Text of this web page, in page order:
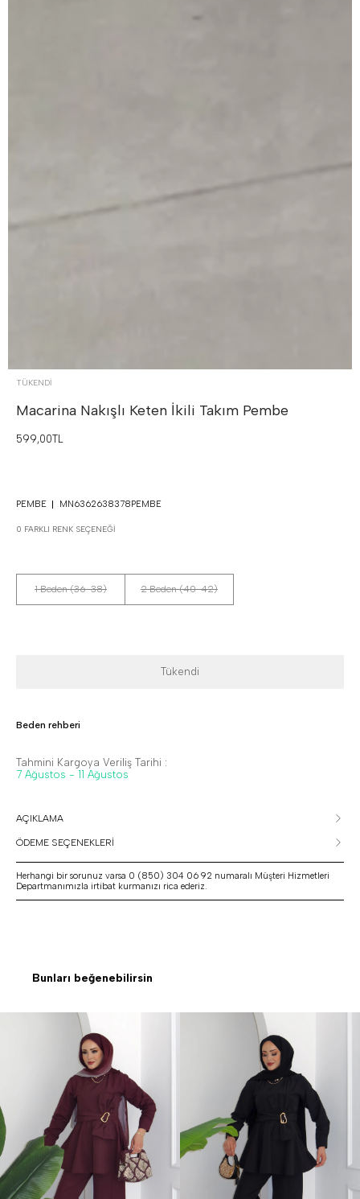
TÜKENDI
Macarina Nakışlı Keten İkili Takım Pembe
599,00TL
PEMBE MN6362638378PEMBE
0 FARKLI RENK SEÇENEĞI
1 Beden (36-38) 2 Beden (40-42)
Tükendi
Beden rehberi
Tahmini Kargoya Veriliş Tarihi :
7 Ağustos - 11 Ağustos
AÇIKLAMA
ÖDEME SEÇENEKLERİ
Herhangi bir sorunuz varsa 0 (850) 304 06 92 numaralı Müşteri Hizmetleri
Departmanımızla irtibat kurmanızı rica ederiz.
Bunları beğenebilirsin